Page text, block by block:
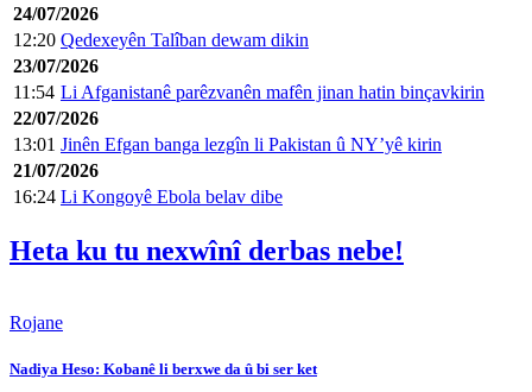
24/07/2026
12:20 Qedexeyên Talîban dewam dikin
23/07/2026
11:54 Li Afganistanê parêzvanên mafên jinan hatin binçavkirin
22/07/2026
13:01 Jinên Efgan banga lezgîn li Pakistan û NY’yê kirin
21/07/2026
16:24 Li Kongoyê Ebola belav dibe
Heta ku tu nexwînî derbas nebe!
Rojane
Nadiya Heso: Kobanê li berxwe da û bi ser ket